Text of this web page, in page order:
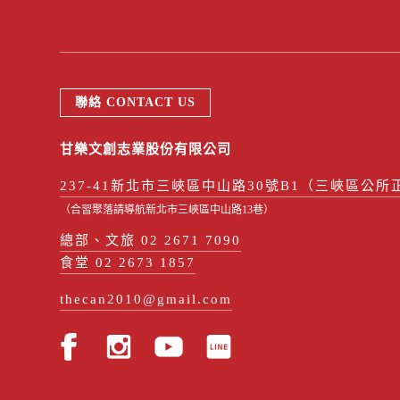
聯絡 CONTACT US
甘樂文創志業股份有限公司
237-41新北市三峽區中山路30號B1（三峽區公所
（合習聚落請導航新北市三峽區中山路13巷）
總部、文旅 02 2671 7090
食堂 02 2673 1857
thecan2010@gmail.com